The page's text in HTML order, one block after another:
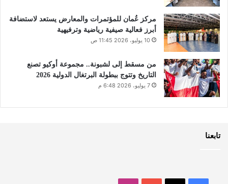
مركز عُمان للمؤتمرات والمعارض يستعد لاستضافة
أبرز فعالية صيفية رياضية وترفيهية
10 يوليو، 2026 11:45 ص
من مسقط إلى لشبونة.. مجموعة أوكيو تصنع
التاريخ وتتوج ببطولة البرتغال الدولية 2026
7 يوليو، 2026 6:48 م
تابعنا